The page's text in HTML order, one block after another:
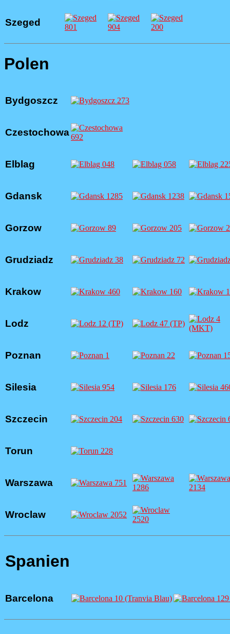
Szeged
Polen
Bydgoszcz
Czestochowa
Elblag
Gdansk
Gorzow
Grudziadz
Krakow
Lodz
Poznan
Silesia
Szczecin
Torun
Warszawa
Wroclaw
Spanien
Barcelona